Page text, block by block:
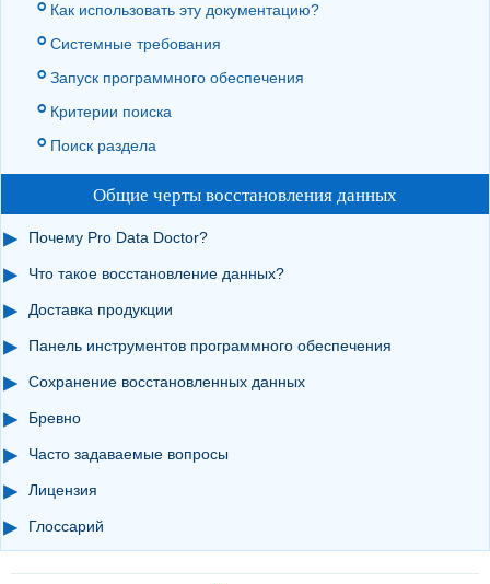
Как использовать эту документацию?
Системные требования
Запуск программного обеспечения
Критерии поиска
Поиск раздела
Общие черты восстановления данных
Почему Pro Data Doctor?
Что такое восстановление данных?
Доставка продукции
Панель инструментов программного обеспечения
Сохранение восстановленных данных
Бревно
Часто задаваемые вопросы
Лицензия
Глоссарий